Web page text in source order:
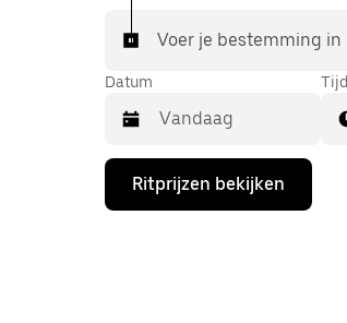
Voer je bestemming in
Datum
Druk
de
Tijd
Ritprijzen bekijken